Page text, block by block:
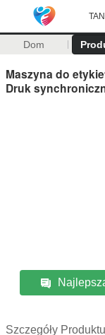
Dom
Maszyna do
Druk
Szczegóły Produktu